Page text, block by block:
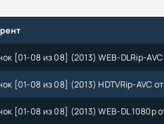
[01-08 из 08] (2013) WEB-DLRip-AVC
[01-08 из 08] (2013) HDTVRip-AVC
[01-08 из 08] (2013) WEB-DL 1080p